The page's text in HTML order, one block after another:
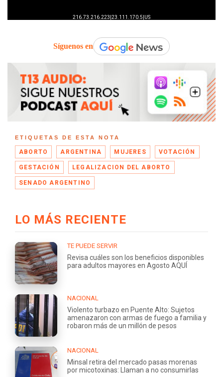
Síguenos en
ETIQUETAS DE ESTA NOTA
ABORTO ARGENTINA MUJERES VOTACIÓN
GESTACIÓN LEGALIZACION DEL ABORTO
SENADO ARGENTINO
LO MÁS RECIENTE
TE PUEDE SERVIR
Revisa cuáles son los beneficios disponibles
para adultos mayores en Agosto AQUÍ
NACIONAL
Violento turbazo en Puente Alto: Sujetos
amenazaron con armas de fuego a familia y
robaron más de un millón de pesos
NACIONAL
Minsal retira del mercado pasas morenas
por micotoxinas: Llaman a no consumirlas